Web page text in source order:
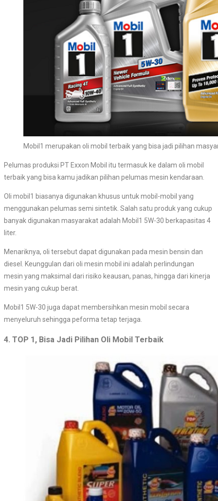
Mobil1 merupakan oli mobil terbaik yang bisa jadi pilihan
Pelumas produksi PT Exxon Mobil itu termasuk ke dalam oli mobil
terbaik yang bisa kamu jadikan pilihan pelumas mesin kendaraan.
Oli mobil1 biasanya digunakan khusus untuk mobil-mobil yang
menggunakan pelumas semi sintetik. Salah satu produk yang cukup
banyak digunakan masyarakat adalah Mobil1 5W-30 berkapasitas 4
liter.
Menariknya, oli tersebut dapat digunakan pada mesin bensin dan
diesel. Keunggulan dari oli mesin mobil ini adalah perlindungan
mesin yang maksimal dari risiko keausan, panas, hingga dari kinerja
mesin yang cukup berat.
Mobil1 5W-30 juga dapat membersihkan mesin mobil secara
menyeluruh sehingga peforma tetap terjaga.
4. TOP 1, Bisa Jadi Pilihan Oli Mobil Terbaik